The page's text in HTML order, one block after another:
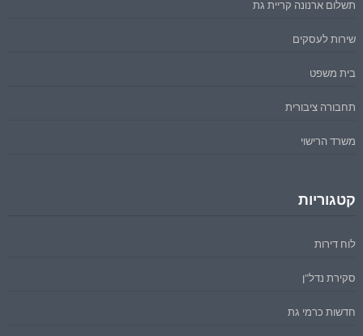
תשלום ארנונה קריית גת
שירות לעסקים
בית משפט
תחבורה ציבורית
משרד הרישוי
קטגוריות
לוח דירות
סקירת נדל"ן
חדשות כרמי גת